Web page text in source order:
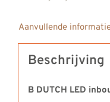
Aanvullende
Beschrijving
B DUTCH LED